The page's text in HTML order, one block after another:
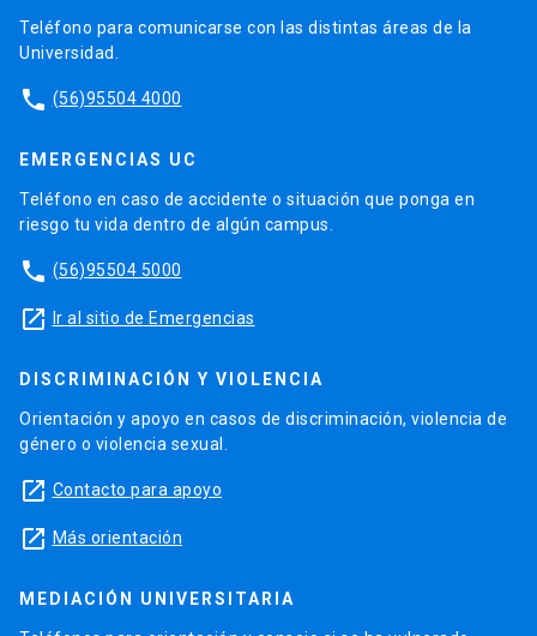
Teléfono para comunicarse con las distintas áreas de la
Universidad.
phone (56)95504 4000
EMERGENCIAS UC
Teléfono en caso de accidente o situación que ponga en
riesgo tu vida dentro de algún campus.
phone (56)95504 5000
launch Ir al sitio de Emergencias
DISCRIMINACIÓN Y VIOLENCIA
Orientación y apoyo en casos de discriminación, violencia de
género o violencia sexual.
launch Contacto para apoyo
launch Más orientación
MEDIACIÓN UNIVERSITARIA